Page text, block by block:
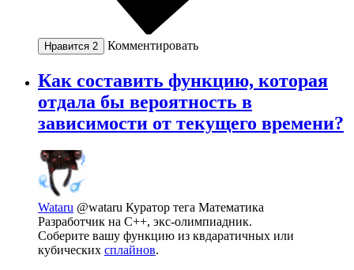
Нравится 2 Комментировать
Как составить функцию, которая
отдала бы вероятность в
зависимости от текущего времени?
Wataru @wataru Куратор тега Математика
Разработчик на С++, экс-олимпиадник.
Соберите вашу функцию из квдаратичных или
кубических сплайнов.